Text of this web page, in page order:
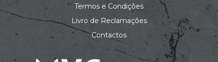
Termos e Condições
Livro de Reclamações
Contactos